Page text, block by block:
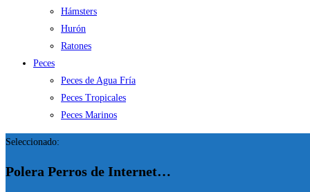
Hámsters
Hurón
Ratones
Peces
Peces de Agua Fría
Peces Tropicales
Peces Marinos
Seleccionado:
Polera Perros de Internet…